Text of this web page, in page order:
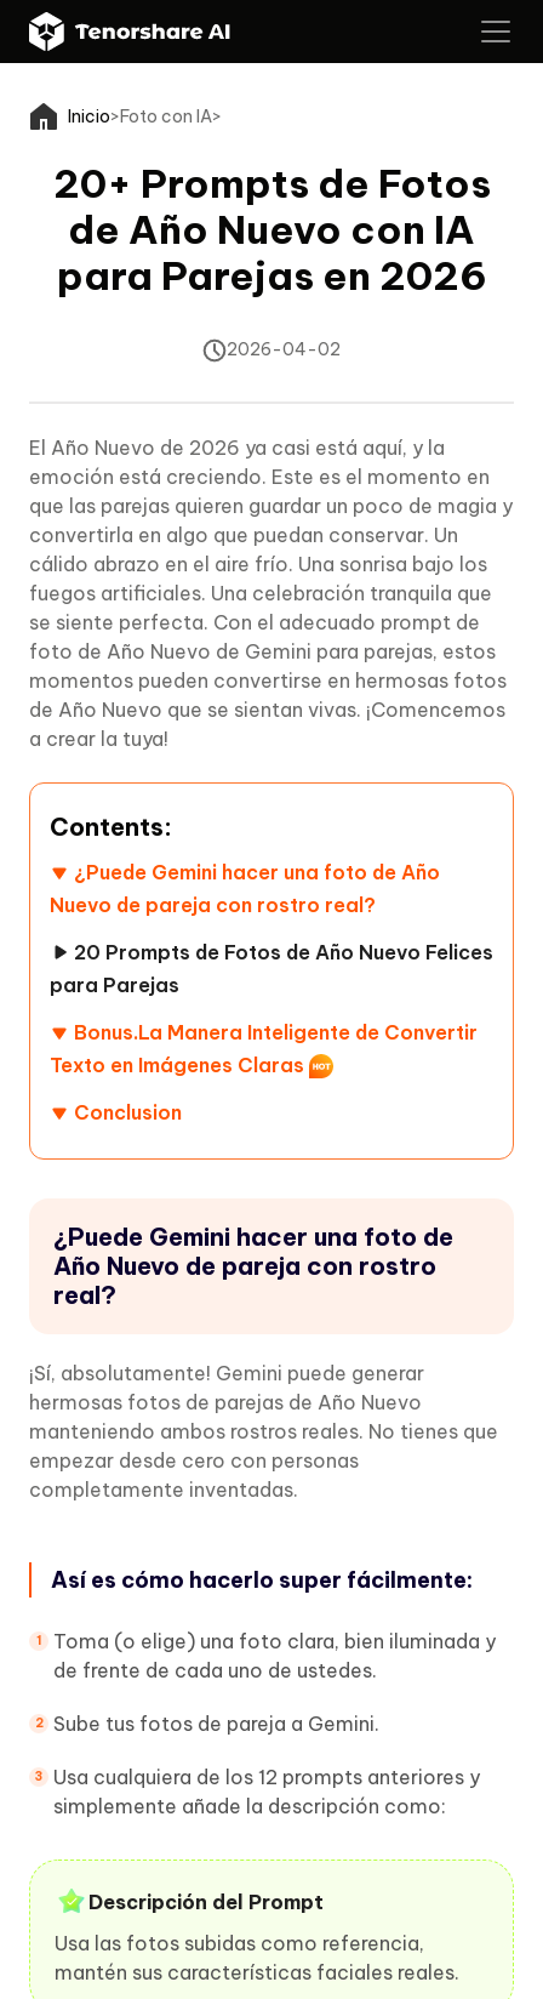
Inicio>Foto con IA>
20+ Prompts de Fotos
de Año Nuevo con IA
para Parejas en 2026
2026-04-02
El Año Nuevo de 2026 ya casi está aquí, y la
emoción está creciendo. Este es el momento en
que las parejas quieren guardar un poco de magia y
convertirla en algo que puedan conservar. Un
cálido abrazo en el aire frío. Una sonrisa bajo los
fuegos artificiales. Una celebración tranquila que
se siente perfecta. Con el adecuado prompt de
foto de Año Nuevo de Gemini para parejas, estos
momentos pueden convertirse en hermosas fotos
de Año Nuevo que se sientan vivas. ¡Comencemos
a crear la tuya!
Contents:
¿Puede Gemini hacer una foto de Año
Nuevo de pareja con rostro real?
20 Prompts de Fotos de Año Nuevo Felices
para Parejas
Bonus.La Manera Inteligente de Convertir
Texto en Imágenes Claras
Conclusion
¿Puede Gemini hacer una foto de
Año Nuevo de pareja con rostro
real?
¡Sí, absolutamente! Gemini puede generar
hermosas fotos de parejas de Año Nuevo
manteniendo ambos rostros reales. No tienes que
empezar desde cero con personas
completamente inventadas.
Así es cómo hacerlo super fácilmente:
Toma (o elige) una foto clara, bien iluminada y
de frente de cada uno de ustedes.
Sube tus fotos de pareja a Gemini.
Usa cualquiera de los 12 prompts anteriores y
simplemente añade la descripción como:
Descripción del Prompt
Usa las fotos subidas como referencia,
mantén sus características faciales reales.